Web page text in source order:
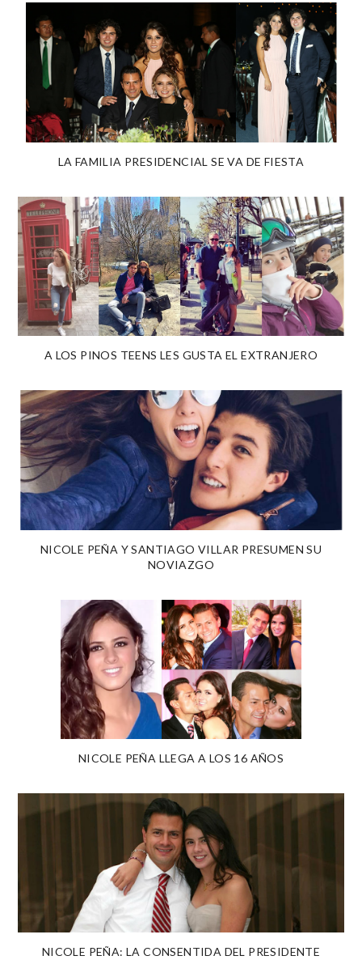
LA FAMILIA PRESIDENCIAL SE VA DE FIESTA
A LOS PINOS TEENS LES GUSTA EL EXTRANJERO
NICOLE PEÑA Y SANTIAGO VILLAR PRESUMEN SU
NOVIAZGO
NICOLE PEÑA LLEGA A LOS 16 AÑOS
NICOLE PEÑA: LA CONSENTIDA DEL PRESIDENTE